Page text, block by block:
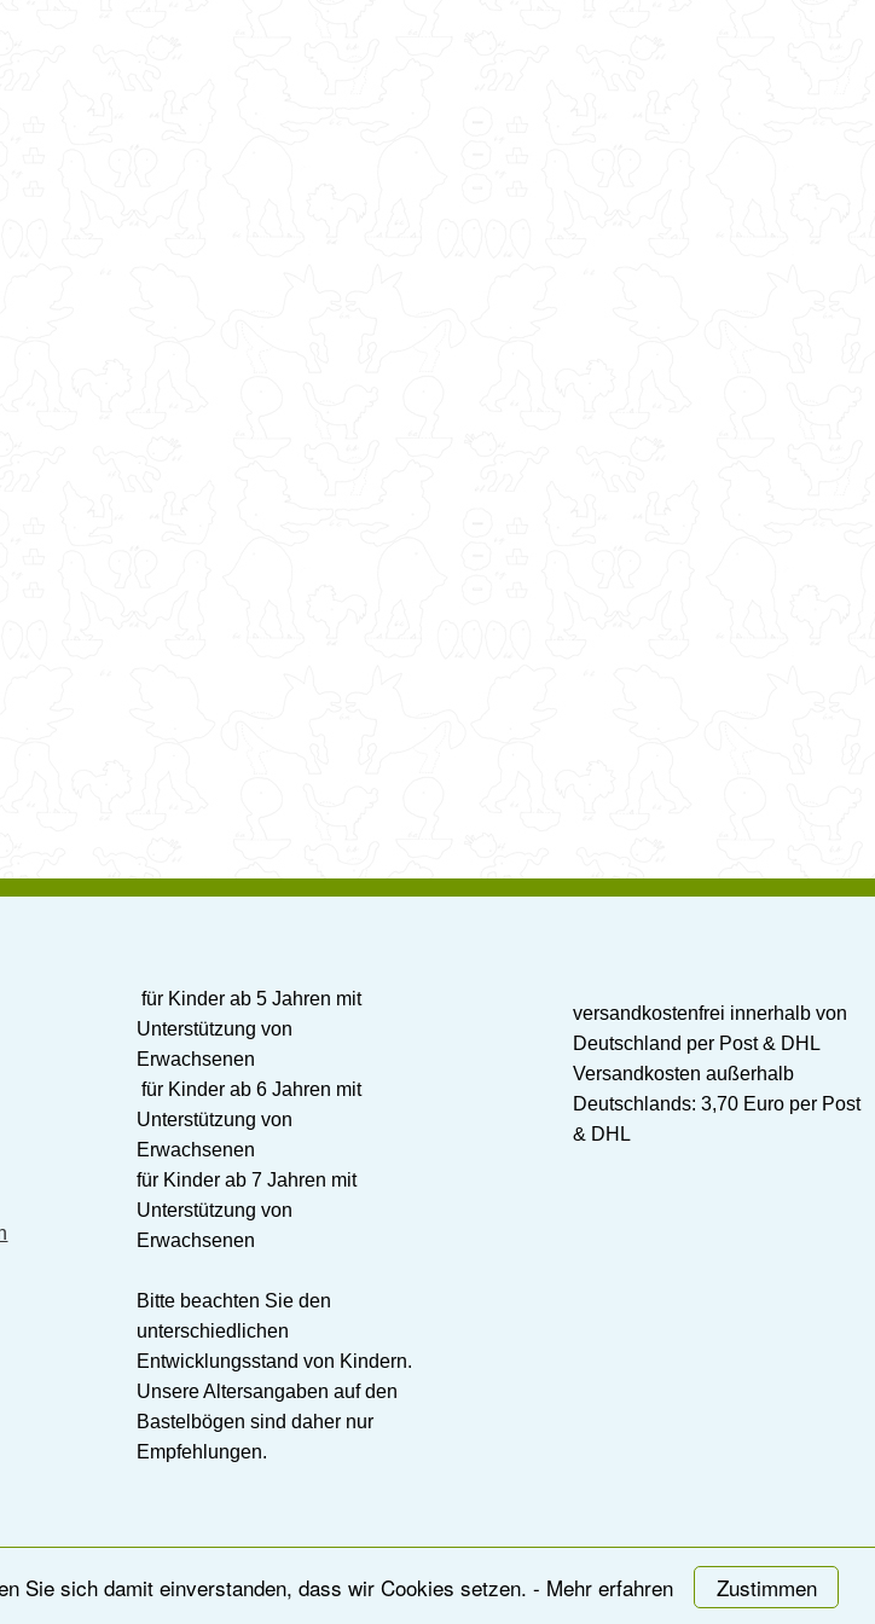
Zustimmen
Sie sich damit einverstanden, dass wir Cookies setzen. - Mehr erfahren
für Kinder ab 5 Jahren mit
Unterstützung von
Erwachsenen
für Kinder ab 6 Jahren mit
Unterstützung von
Erwachsenen
für Kinder ab 7 Jahren mit
Unterstützung von
Erwachsenen
Bitte beachten Sie den
unterschiedlichen
Entwicklungsstand von Kindern.
Unsere Altersangaben auf den
Bastelbögen sind daher nur
Empfehlungen.
versandkostenfrei innerhalb von
Deutschland per Post & DHL
Versandkosten außerhalb
Deutschlands: 3,70 Euro per Post
& DHL